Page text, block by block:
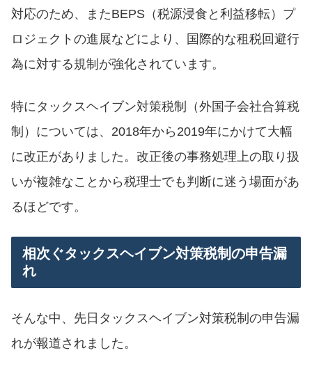
対応のため、またBEPS（税源浸食と利益移転）プ
ロジェクトの進展などにより、国際的な租税回避行
為に対する規制が強化されています。
特にタックスヘイブン対策税制（外国子会社合算税
制）については、2018年から2019年にかけて大幅
に改正がありました。改正後の事務処理上の取り扱
いが複雑なことから税理士でも判断に迷う場面があ
るほどです。
相次ぐタックスヘイブン対策税制の申告漏
れ
そんな中、先日タックスヘイブン対策税制の申告漏
れが報道されました。